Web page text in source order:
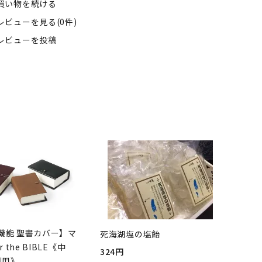
い物を続ける
ビューを見る(0件)
ビューを投稿
能 聖書カバー】マ
the BIBLE《中
死海湖塩の塩飴
324円